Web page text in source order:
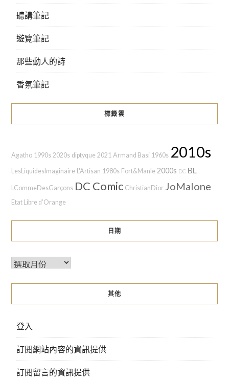
聽講筆記
遊覽筆記
那些動人的詩
香氛筆記
標籤雲
Agatho 1990s 2020s diptyque 2021 Armand Basi 1960s 2010s
LesLiquidesImaginaire L'Artisan 1980s Fort&Manle 2000s DC BL
LCommeDesGarçons DC Comic ChristianDior JoMalone
Etat Libre d’Orange
日期
其他
登入
訂閱網站內容的資訊提供
訂閱留言的資訊提供